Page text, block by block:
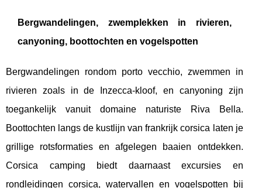
Bergwandelingen, zwemplekken in rivieren,
canyoning, boottochten en vogelspotten
Bergwandelingen rondom porto vecchio, zwemmen in
rivieren zoals in de Inzecca-kloof, en canyoning zijn
toegankelijk vanuit domaine naturiste Riva Bella.
Boottochten langs de kustlijn van frankrijk corsica laten je
grillige rotsformaties en afgelegen baaien ontdekken.
Corsica camping biedt daarnaast excursies en
rondleidingen corsica, watervallen en vogelspotten bij